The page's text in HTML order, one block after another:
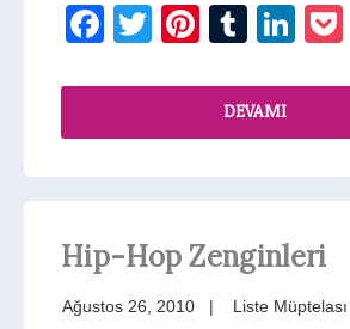
Facebook
TwitterPinterest
Tumblr
DEVAMI
Hip-Hop Zenginleri
Ağustos 26, 2010 Liste Müptelası